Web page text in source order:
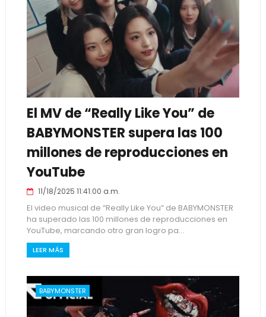
El MV de “Really Like You” de
BABYMONSTER supera las 100
millones de reproducciones en
YouTube
11/18/2025 11:41:00 a.m.
El video musical de “Really Like You” de BABYMONSTER
ha superado las 100 millones de reproducciones en
YouTube, marcando otro gran logro pa...
LEER MÁS
BABYMONSTER